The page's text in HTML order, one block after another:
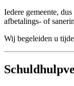
Iedere gemeente,
afbetalings- of
Wij begeleiden u